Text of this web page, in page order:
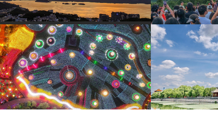
杭州千島湖晚霞絢爛鋪滿天空
8月2日，杭州千島湖迎來晚霞盛景。落日沉入湖面，
廣西陽朔：壯美
8月2日，游客在廣西